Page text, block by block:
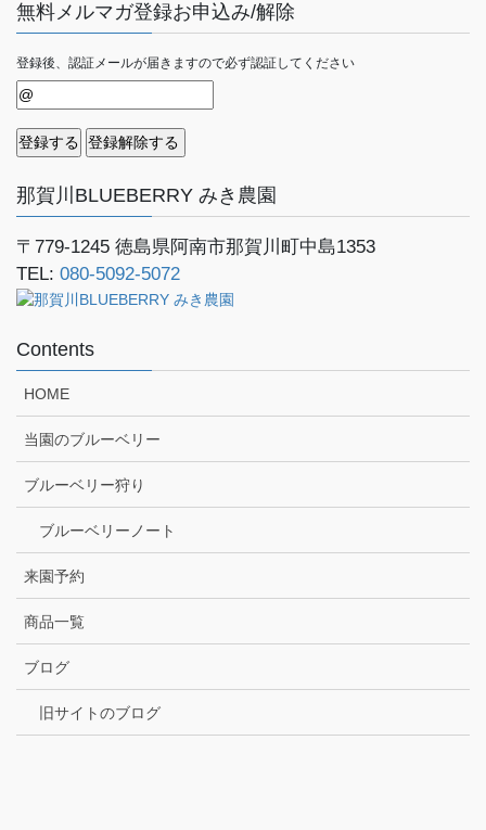
無料メルマガ登録お申込み/解除
登録後、認証メールが届きますので必ず認証してください
那賀川BLUEBERRY みき農園
〒779-1245 徳島県阿南市那賀川町中島1353
TEL: 080-5092-5072
Contents
HOME
当園のブルーベリー
ブルーベリー狩り
ブルーベリーノート
来園予約
商品一覧
ブログ
旧サイトのブログ